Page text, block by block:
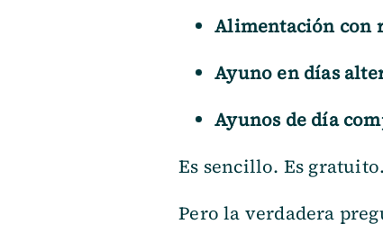
Alimentación con
Ayuno en días
Ayunos de día
Es sencillo. Es
Pero la verdadera